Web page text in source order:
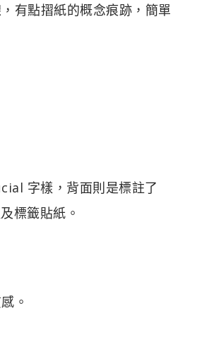
有點摺紙的概念痕跡，簡單
字樣，背面則是標註了
標籤貼紙。
。